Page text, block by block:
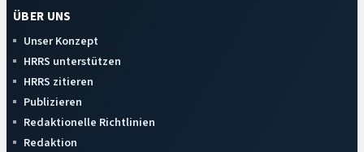
ÜBER UNS
Unser Konzept
HRRS unterstützen
HRRS zitieren
Publizieren
Redaktionelle Richtlinien
Redaktion